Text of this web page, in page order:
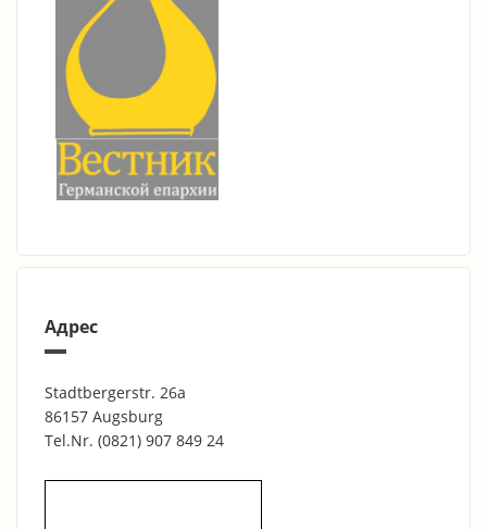
Адрес
Stadtbergerstr. 26a
86157 Augsburg
Tel.Nr. (0821) 907 849 24